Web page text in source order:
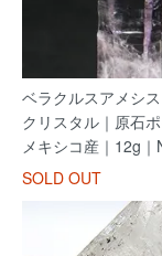
ベラクルスアメシ
クリスタル｜原石ポ
メキシコ産｜12g｜
SOLD OUT